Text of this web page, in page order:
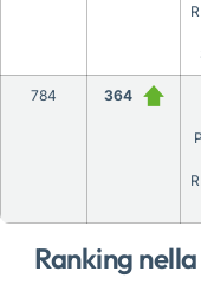
Ranking
784 364